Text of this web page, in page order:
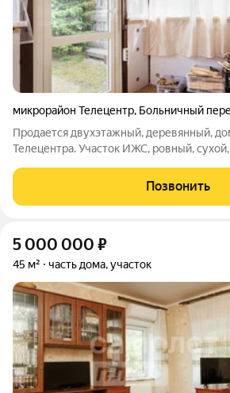
микрорайон Телецентр, Больничный
Продается двухэтажный, деревянный,
Телецентра. Участок ИЖС, ровный,
отделка фальшбрус. Установлены
скатная, покрыта
Позвонить
5 000 000 ₽
45 м² часть дома, участок